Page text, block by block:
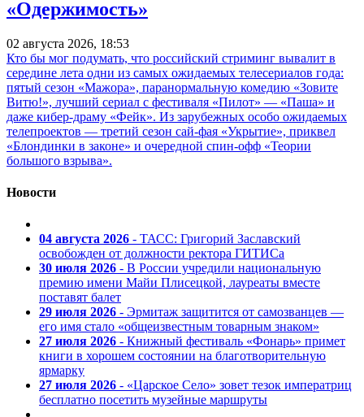
«Одержимость»
02 августа 2026, 18:53
Кто бы мог подумать, что российский стриминг вывалит в
середине лета одни из самых ожидаемых телесериалов года:
пятый сезон «Мажора», паранормальную комедию «Зовите
Витю!», лучший сериал с фестиваля «Пилот» — «Паша» и
даже кибер-драму «Фейк». Из зарубежных особо ожидаемых
телепроектов — третий сезон сай-фая «Укрытие», приквел
«Блондинки в законе» и очередной спин-офф «Теории
большого взрыва».
Новости
04 августа 2026 - ТАСС: Григорий Заславский
освобожден от должности ректора ГИТИСа
30 июля 2026 - В России учредили национальную
премию имени Майи Плисецкой, лауреаты вместе
поставят балет
29 июля 2026 - Эрмитаж защитится от самозванцев —
его имя стало «общеизвестным товарным знаком»
27 июля 2026 - Книжный фестиваль «Фонарь» примет
книги в хорошем состоянии на благотворительную
ярмарку
27 июля 2026 - «Царское Село» зовет тезок императриц
бесплатно посетить музейные маршруты